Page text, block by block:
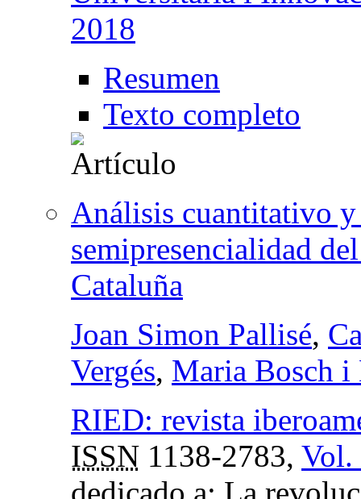
2018
Resumen
Texto completo
Análisis cuantitativo
semipresencialidad
Cataluña
Joan Simon Pallisé,
Vergés, Maria Bosch i
RIED: revista
ISSN 1138-2783, Vol.
dedicado a: La